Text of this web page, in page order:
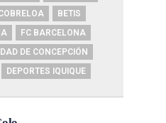
BETIS
FC BARCELONA
DE CONCEPCIÓN
DEPORTES IQUIQUE